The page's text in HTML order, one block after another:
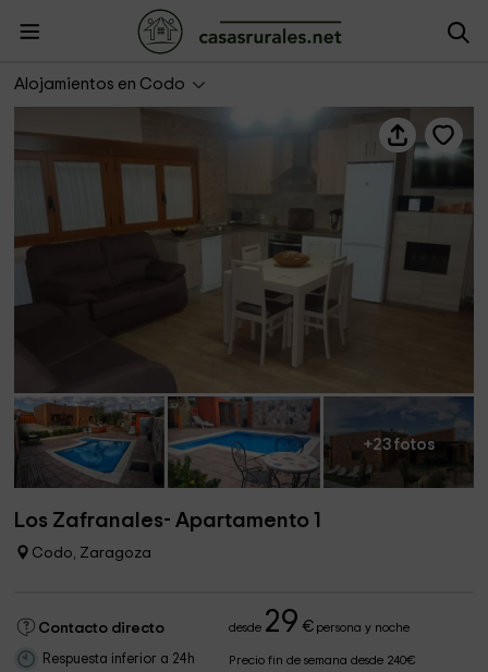
Alojamientos en Codo
Los Zafranales- Apartamento 1
+23 fotos
Los Zafranales- Apartamento 1
Codo, Zaragoza
Contacto directo desde 29 €persona y noche
Respuesta inferior a 24h Precio fin de semana desde 240€